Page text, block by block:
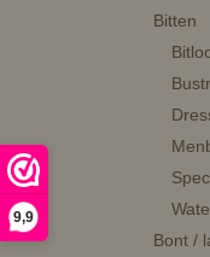
9,9
Bitten
Bont /